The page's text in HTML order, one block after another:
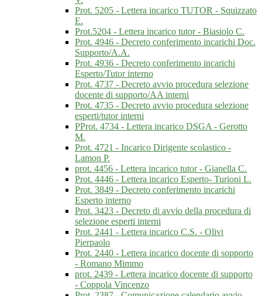
Prot. 5205 - Lettera incarico TUTOR - Squizzato
E.
Prot.5204 - Lettera incarico tutor - Biasiolo C.
Prot. 4946 - Decreto conferimento incarichi Doc.
Supporto/A.A.
Prot. 4936 - Decreto conferimento incarichi
Esperto/Tutor interno
Prot. 4737 - Decreto avvio procedura selezione
docente di supporto/AA interni
Prot. 4735 - Decreto avvio procedura selezione
esperti/tutor interni
PProt. 4734 - Lettera incarico DSGA - Gerotto
M.
Prot. 4721 - Incarico Dirigente scolastico -
Lamon P.
prot. 4456 - Lettera incarico tutor - Gianella C.
Prot. 4446 - Lettera incarico Esperto- Turioni L.
Prot. 3849 - Decreto conferimento incarichi
Esperto interno
Prot. 3423 - Decreto di avvio della procedura di
selezione esperti interni
Prot. 2441 - Lettera incarico C.S. - Olivi
Pierpaolo
Prot. 2440 - Lettera incarico docente di sopporto
- Romano Mimmo
prot. 2439 - Lettera incarico docente di supporto
- Coppola Vincenzo